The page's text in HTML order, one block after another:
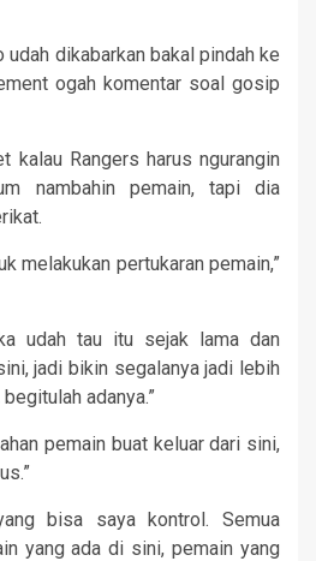
dikabarkan bakal pindah ke
ogah komentar soal gosip
kalau Rangers harus ngurangin
nambahin pemain, tapi dia
melakukan pertukaran pemain,”
udah tau itu sejak lama dan
jadi bikin segalanya jadi lebih
adanya.”
pemain buat keluar dari sini,
bisa saya kontrol. Semua
yang ada di sini, pemain yang